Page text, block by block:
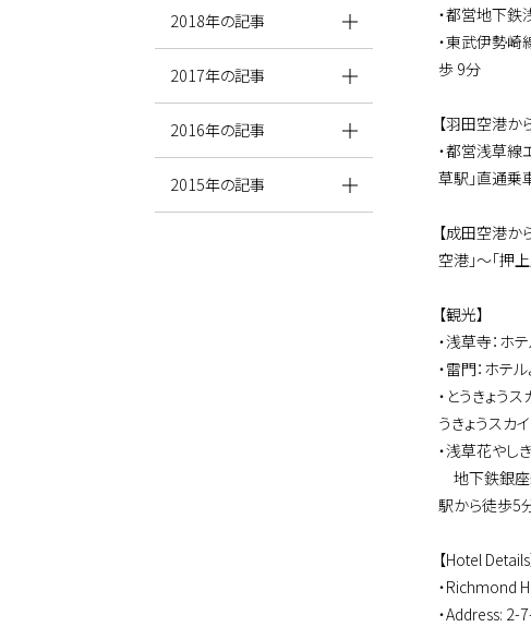
・都営地下鉄
・東武伊勢崎
歩 9分
【羽田空港か
・都営浅草線
草駅」直通
【成田空港か
空港」～「押
【観光】
・浅草寺：ホ
・雷門：ホテ
・とうきょう
うきょうスカ
・浅草花やし
地下鉄銀座
駅から徒歩5
【Hotel Details
・Richmond
・Address:
2018年の記事
2017年の記事
2016年の記事
2015年の記事